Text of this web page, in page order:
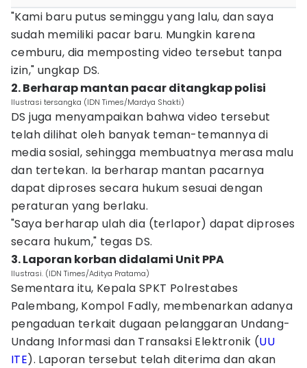
"Kami baru putus seminggu yang lalu, dan saya
sudah memiliki pacar baru. Mungkin karena
cemburu, dia memposting video tersebut tanpa
izin," ungkap DS.
2. Berharap mantan pacar ditangkap polisi
Ilustrasi tersangka (IDN Times/Mardya Shakti)
DS juga menyampaikan bahwa video tersebut
telah dilihat oleh banyak teman-temannya di
media sosial, sehingga membuatnya merasa malu
dan tertekan. Ia berharap mantan pacarnya
dapat diproses secara hukum sesuai dengan
peraturan yang berlaku.
"Saya berharap ulah dia (terlapor) dapat diproses
secara hukum," tegas DS.
3. Laporan korban didalami Unit PPA
Ilustrasi. (IDN Times/Aditya Pratama)
Sementara itu, Kepala SPKT Polrestabes
Palembang, Kompol Fadly, membenarkan adanya
pengaduan terkait dugaan pelanggaran Undang-
Undang Informasi dan Transaksi Elektronik (UU
ITE). Laporan tersebut telah diterima dan akan